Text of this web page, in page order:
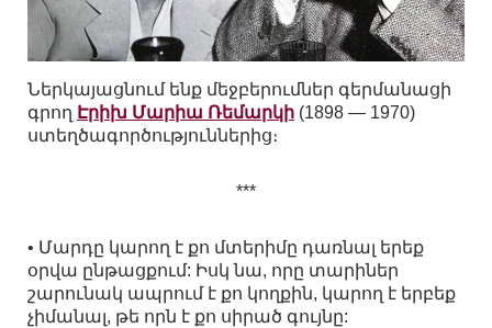
Ներկայացնում ենք մեջբերումներ գերմանացի
գրող Էրիխ Մարիա Ռեմարկի (1898 — 1970)
ստեղծագործություններից։
***
• Մարդը կարող է քո մտերիմը դառնալ երեք
օրվա ընթացքում: Իսկ նա, որը տարիներ
շարունակ ապրում է քո կողքին, կարող է երբեք
չիմանալ, թե որն է քո սիրած գույնը: